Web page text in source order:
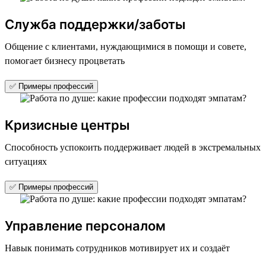
Служба поддержки/заботы
Общение с клиентами, нуждающимися в помощи и совете,
помогает бизнесу процветать
✅ Примеры профессий
Кризисные центры
Способность успокоить поддерживает людей в экстремальных
ситуациях
✅ Примеры профессий
Управление персоналом
Навык понимать сотрудников мотивирует их и создаёт